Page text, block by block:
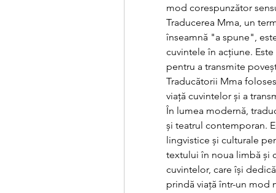
mod corespunzător
Traducerea Mma, un
înseamnă "a spune",
cuvintele în acțiune.
pentru a transmite
Traducătorii Mma
viață cuvintelor și a
În lumea modernă,
și teatrul contemporan.
lingvistice și culturale
textului în noua limbă și
cuvintelor, care își
prindă viață într-un mod